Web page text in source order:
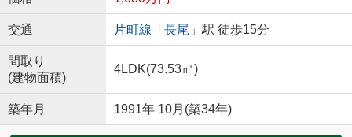
交通 片町線 「 長尾 」駅 徒歩15分
間取り
(建物面積)
4LDK(73.53㎡)
築年月 1991年 10月(築34年)